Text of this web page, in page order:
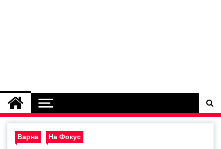
Варна На Фокус